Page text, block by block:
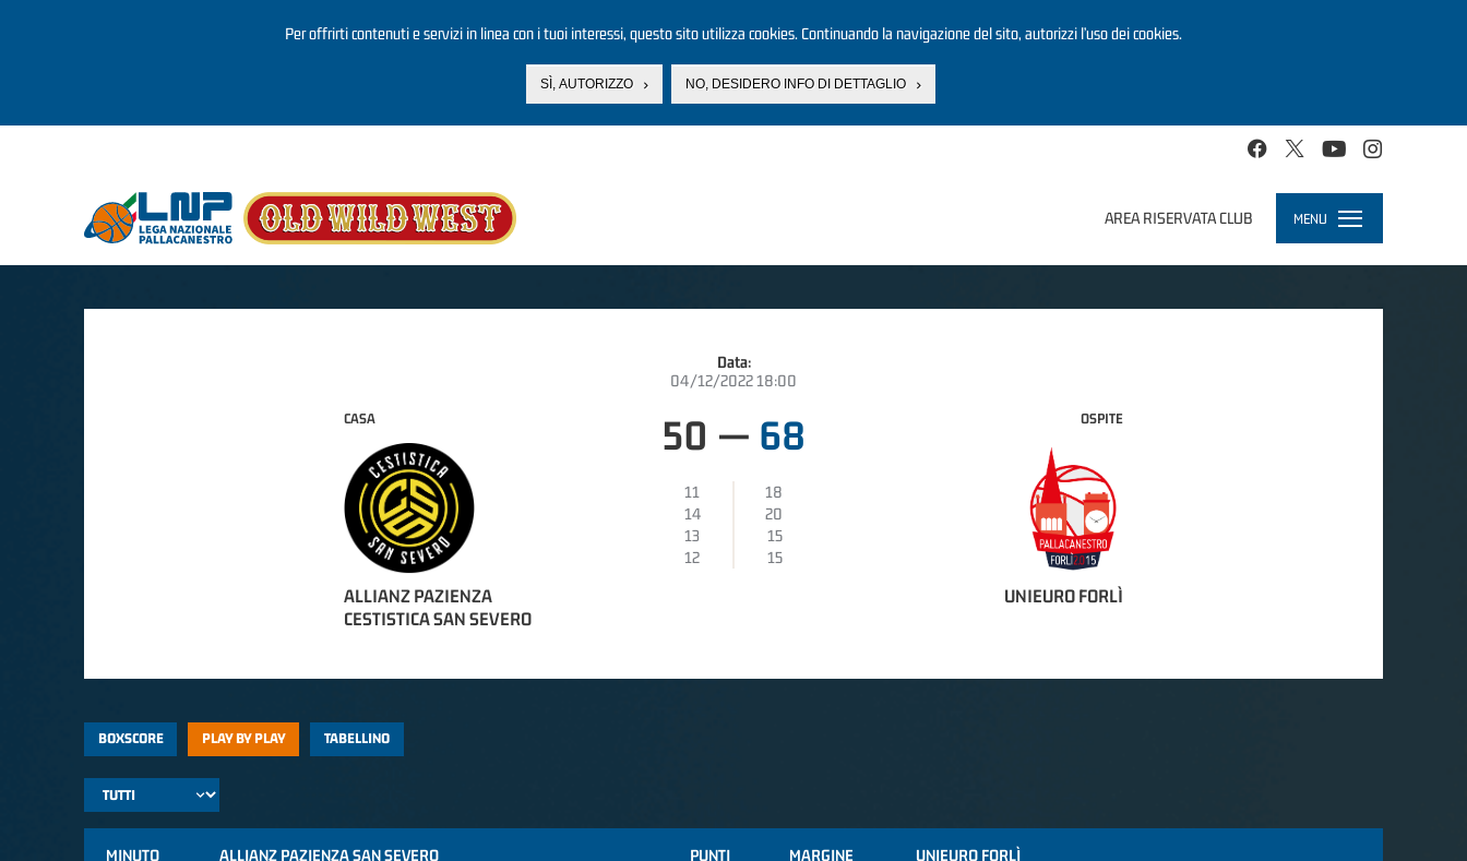
Per offrirti contenuti e servizi in linea con i tuoi interessi, questo sito utilizza cookies. Continuando la navigazione del sito, autorizzi l’uso dei cookies.
SÌ, AUTORIZZO NO, DESIDERO INFO DI DETTAGLIO
AREA RISERVATA CLUB MENU
Toggle
navigation
Data:
04/12/2022 18:00
CASA
ALLIANZ PAZIENZA
CESTISTICA SAN SEVERO
50 — 68
11
18
14
20
13
15
12
15
OSPITE
UNIEURO FORLÌ
BOXSCORE PLAY BY PLAY TABELLINO
MINUTO ALLIANZ PAZIENZA SAN SEVERO PUNTI MARGINE UNIEURO FORLÌ